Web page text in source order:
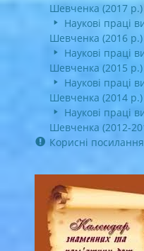
Шевченка (2017 р.)
Наукові праці
Шевченка (2016 р.)
Наукові праці
Шевченка (2015 р.)
Наукові праці
Шевченка (2014 р.)
Наукові праці
Шевченка (2012-
Корисні посилання